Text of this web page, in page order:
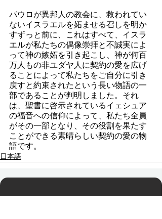
パウロが異邦人の教会に、救われてい
ないイスラエルを妬ませる召しを明か
すずっと前に、これはすべて、イスラ
エルが私たちの偶像崇拝と不誠実によ
って神の嫉妬を引き起こし、神が何百
万人もの非ユダヤ人に契約の愛を広げ
ることによって私たちをご自分に引き
戻すと約束されたという長い物語の一
部であることが判明しました。それ
は、聖書に啓示されているイェシュア
の福音への信仰によって、私たち全員
がその一部となり、その役割を果たす
ことができる素晴らしい契約の愛の物
語です。
日本語